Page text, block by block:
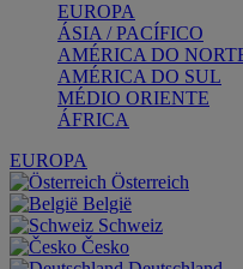
EUROPA
ÁSIA / PACÍFICO
AMÉRICA DO
AMÉRICA DO SUL
MÉDIO ORIENTE
ÁFRICA
EUROPA
Österreich
België
Schweiz
Česko